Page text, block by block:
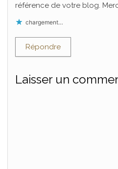
référence de votre blog.
chargement…
Répondre
Laisser un